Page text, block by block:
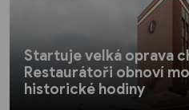
Startuje velká oprava
Restaurátoři obnoví
historické hodiny